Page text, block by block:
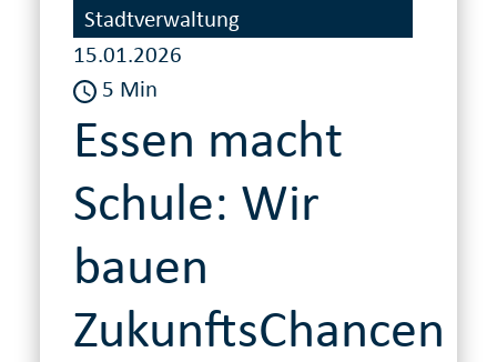
Stadtverwaltung
15.01.2026
5 Min
Essen macht
Schule: Wir
bauen
ZukunftsChancen